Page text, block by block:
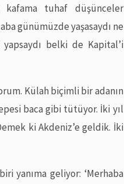
kafama tuhaf düşünceler
günümüzde yaşasaydı ne
yapsaydı belki de Kapital’i
Külah biçimli bir adanın
baca gibi tütüyor. İki yıl
ki Akdeniz’e geldik. İki
yanıma geliyor: ‘Merhaba